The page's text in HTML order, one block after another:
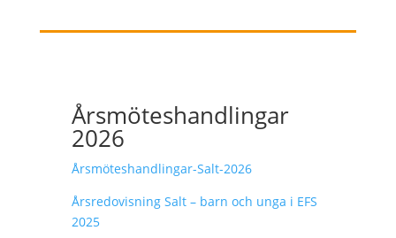
Årsmöteshandlingar
2026
Årsmöteshandlingar-Salt-2026
Årsredovisning Salt – barn och unga i EFS
2025